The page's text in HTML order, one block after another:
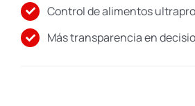
Control de alimentos
Más transparencia en